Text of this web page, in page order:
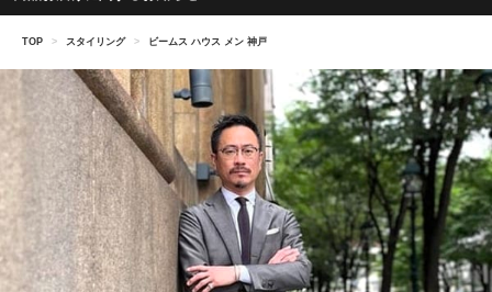
TOP > スタイリング > ビームス ハウス メン 神戸